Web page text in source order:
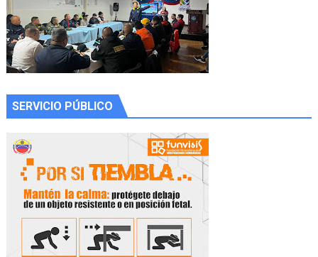
SERVICIO PÚBLICO